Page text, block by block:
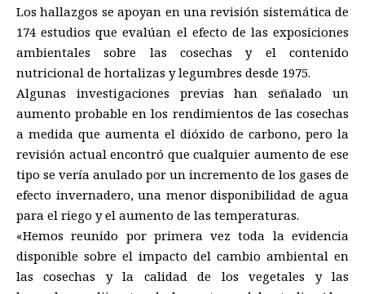
Los hallazgos se apoyan en una revisión sistemática de
174 estudios que evalúan el efecto de las exposiciones
ambientales sobre las cosechas y el contenido
nutricional de hortalizas y legumbres desde 1975.
Algunas investigaciones previas han señalado un
aumento probable en los rendimientos de las cosechas
a medida que aumenta el dióxido de carbono, pero la
revisión actual encontró que cualquier aumento de ese
tipo se vería anulado por un incremento de los gases de
efecto invernadero, una menor disponibilidad de agua
para el riego y el aumento de las temperaturas.
«Hemos reunido por primera vez toda la evidencia
disponible sobre el impacto del cambio ambiental en
las cosechas y la calidad de los vegetales y las